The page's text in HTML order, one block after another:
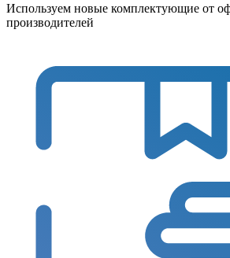
Используем новые комплектующие от
производителей